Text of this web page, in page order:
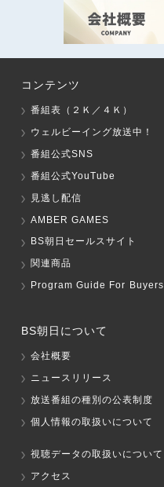
コンテンツ
番組表（２Ｋ／４Ｋ）
ウェルビーイング放送中！
番組公式SNS
番組公式YouTube
見逃し配信
AMBER GAMES
BS朝日セールスサイト
関連商品
Program Guide For Buyers
BS朝日について
会社概要
ニュースリリース
放送番組の種別の公表制度
個人情報の取扱いについて
視聴データの取扱いについて
アクセス